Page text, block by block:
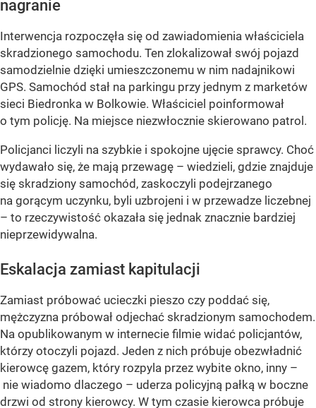
nagranie
Interwencja rozpoczęła się od zawiadomienia właściciela
skradzionego samochodu. Ten zlokalizował swój pojazd
samodzielnie dzięki umieszczonemu w nim nadajnikowi
GPS. Samochód stał na parkingu przy jednym z marketów
sieci Biedronka w Bolkowie. Właściciel poinformował
o tym policję. Na miejsce niezwłocznie skierowano patrol.
Policjanci liczyli na szybkie i spokojne ujęcie sprawcy. Choć
wydawało się, że mają przewagę – wiedzieli, gdzie znajduje
się skradziony samochód, zaskoczyli podejrzanego
na gorącym uczynku, byli uzbrojeni i w przewadze liczebnej
– to rzeczywistość okazała się jednak znacznie bardziej
nieprzewidywalna.
Eskalacja zamiast kapitulacji
Zamiast próbować ucieczki pieszo czy poddać się,
mężczyzna próbował odjechać skradzionym samochodem.
Na opublikowanym w internecie filmie widać policjantów,
którzy otoczyli pojazd. Jeden z nich próbuje obezwładnić
kierowcę gazem, który rozpyla przez wybite okno, inny –
nie wiadomo dlaczego – uderza policyjną pałką w boczne
drzwi od strony kierowcy. W tym czasie kierowca próbuje